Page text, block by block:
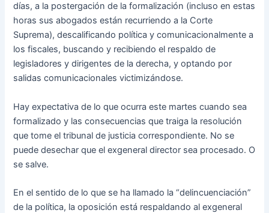
días, a la postergación de la formalización (incluso en estas
horas sus abogados están recurriendo a la Corte
Suprema), descalificando política y comunicacionalmente a
los fiscales, buscando y recibiendo el respaldo de
legisladores y dirigentes de la derecha, y optando por
salidas comunicacionales victimizándose.
Hay expectativa de lo que ocurra este martes cuando sea
formalizado y las consecuencias que traiga la resolución
que tome el tribunal de justicia correspondiente. No se
puede desechar que el exgeneral director sea procesado. O
se salve.
En el sentido de lo que se ha llamado la “delincuenciación”
de la política, la oposición está respaldando al exgeneral